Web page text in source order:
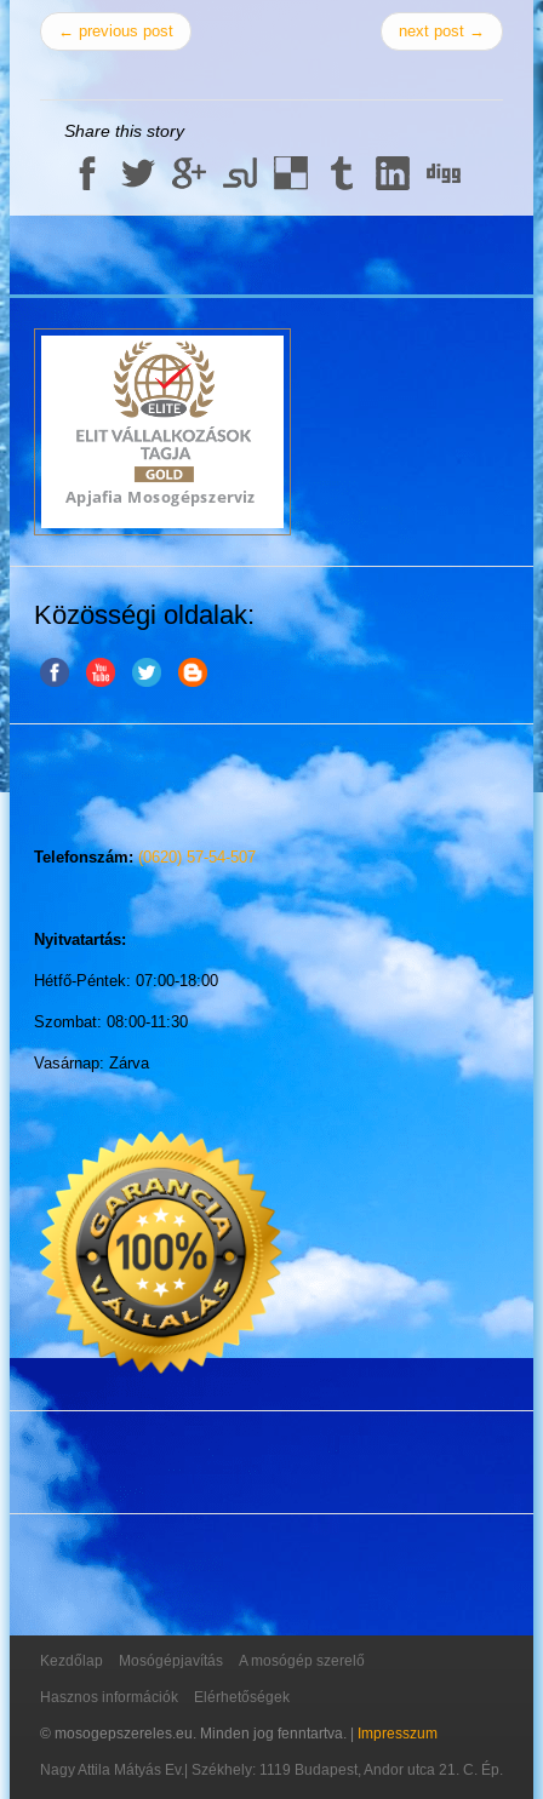
← previous post next post →
Share this story
Közösségi oldalak:
Telefonszám:(0620) 57-54-507
Nyitvatartás:
Hétfő-Péntek: 07:00-18:00
Szombat: 08:00-11:30
Vasárnap: Zárva
Kezdőlap Mosógépjavítás A mosógép szerelő
Hasznos információk Elérhetőségek
© mosogepszereles.eu. Minden jog fenntartva. | Impresszum
Nagy Attila Mátyás Ev. Székhely: 1119 Budapest, Andor utca 21. C. Ép.